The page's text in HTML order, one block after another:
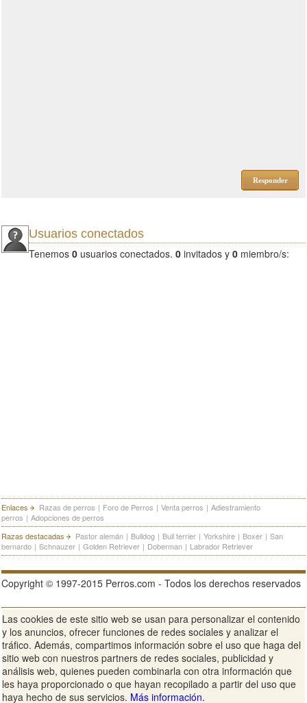
Responder
Usuarios conectados
Tenemos 0 usuarios conectados. 0 invitados y 0 miembro/s:
Enlaces Razas de perros | Foro de Perros | Venta perros | Adiestramiento
perros | Adopciones de perros
Razas destacadas
Pastor alemán | Bulldog | Bull terrier | Yorkshire | Boxer | San
bernardo | Schnauzer | Golden Retriever | Doberman | Labrador Retriever
Copyright © 1997-2015 Perros.com - Todos los derechos reservados
Publicidad en Perros.com | Contacte | Aviso Legal Política de
privacidad | Condiciones de uso
Ver sitio web completo
Las cookies de este sitio web se usan para personalizar el contenido
y los anuncios, ofrecer funciones de redes sociales y analizar el
tráfico. Además, compartimos información sobre el uso que haga del
sitio web con nuestros partners de redes sociales, publicidad y
análisis web, quienes pueden combinarla con otra información que
les haya proporcionado o que hayan recopilado a partir del uso que
haya hecho de sus servicios. Más información.